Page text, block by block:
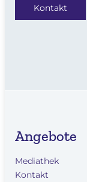
Kontakt
Angebote
Mediathek
Kontakt